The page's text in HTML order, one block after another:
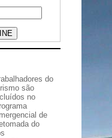
do
são
no
de
do